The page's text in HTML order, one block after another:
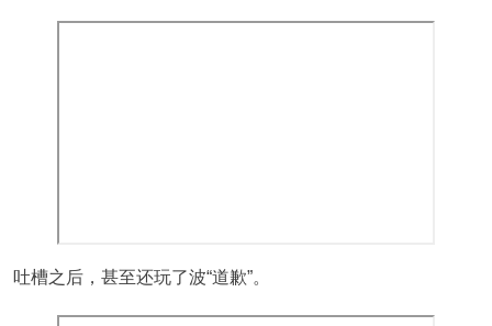
吐槽之后，甚至还玩了波“道歉”。